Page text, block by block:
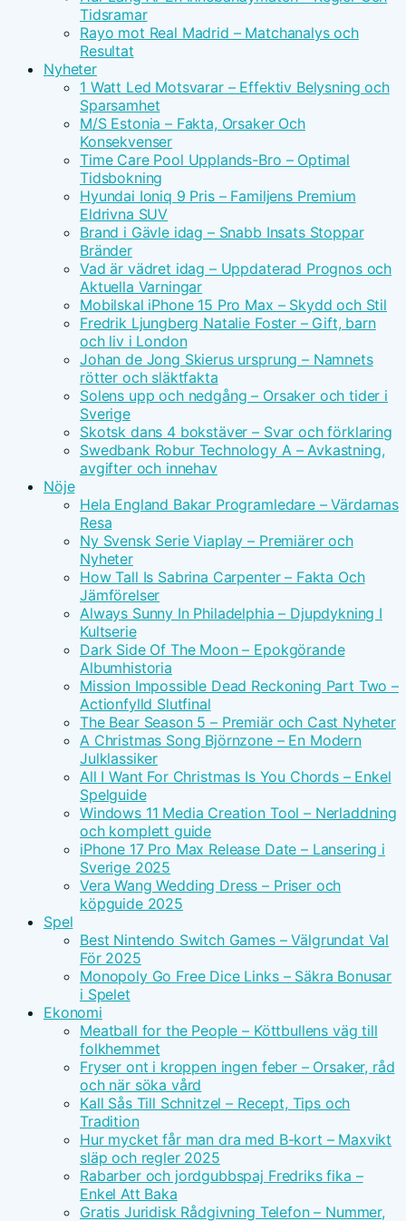
Tidsramar
Rayo mot Real Madrid – Matchanalys och
Resultat
Nyheter
1 Watt Led Motsvarar – Effektiv Belysning och
Sparsamhet
M/S Estonia – Fakta, Orsaker Och
Konsekvenser
Time Care Pool Upplands-Bro – Optimal
Tidsbokning
Hyundai Ioniq 9 Pris – Familjens Premium
Eldrivna SUV
Brand i Gävle idag – Snabb Insats Stoppar
Bränder
Vad är vädret idag – Uppdaterad Prognos och
Aktuella Varningar
Mobilskal iPhone 15 Pro Max – Skydd och Stil
Fredrik Ljungberg Natalie Foster – Gift, barn
och liv i London
Johan de Jong Skierus ursprung – Namnets
rötter och släktfakta
Solens upp och nedgång – Orsaker och tider i
Sverige
Skotsk dans 4 bokstäver – Svar och förklaring
Swedbank Robur Technology A – Avkastning,
avgifter och innehav
Nöje
Hela England Bakar Programledare – Värdarnas
Resa
Ny Svensk Serie Viaplay – Premiärer och
Nyheter
How Tall Is Sabrina Carpenter – Fakta Och
Jämförelser
Always Sunny In Philadelphia – Djupdykning I
Kultserie
Dark Side Of The Moon – Epokgörande
Albumhistoria
Mission Impossible Dead Reckoning Part Two –
Actionfylld Slutfinal
The Bear Season 5 – Premiär och Cast Nyheter
A Christmas Song Björnzone – En Modern
Julklassiker
All I Want For Christmas Is You Chords – Enkel
Spelguide
Windows 11 Media Creation Tool – Nerladdning
och komplett guide
iPhone 17 Pro Max Release Date – Lansering i
Sverige 2025
Vera Wang Wedding Dress – Priser och
köpguide 2025
Spel
Best Nintendo Switch Games – Välgrundat Val
För 2025
Monopoly Go Free Dice Links – Säkra Bonusar
i Spelet
Ekonomi
Meatball for the People – Köttbullens väg till
folkhemmet
Fryser ont i kroppen ingen feber – Orsaker, råd
och när söka vård
Kall Sås Till Schnitzel – Recept, Tips och
Tradition
Hur mycket får man dra med B-kort – Maxvikt
släp och regler 2025
Rabarber och jordgubbspaj Fredriks fika –
Enkel Att Baka
Gratis Juridisk Rådgivning Telefon – Nummer,